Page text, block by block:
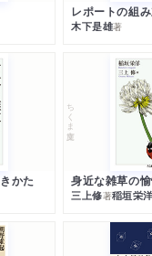
レポートの組
木下是雄著
かた
ちくま文庫
身近な雑草の
三上修著稲垣栄洋